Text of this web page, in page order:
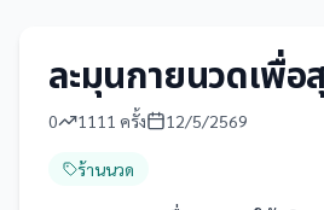
ละมุนกายนวดเพื่อ
0 1111 ครั้ง 12/5/2569
ร้านนวด